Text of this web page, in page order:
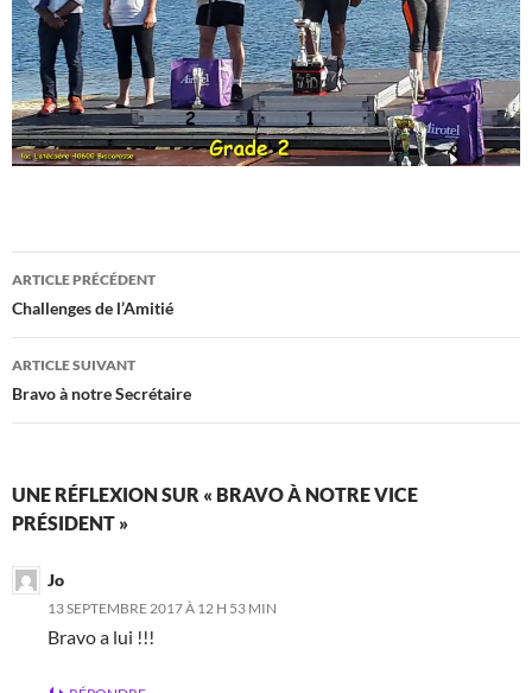
Navigation
des
articles
ARTICLE PRÉCÉDENT
Challenges de l’Amitié
ARTICLE SUIVANT
Bravo à notre Secrétaire
UNE RÉFLEXION SUR « BRAVO À NOTRE VICE
PRÉSIDENT »
Jo
13 SEPTEMBRE 2017 À 12 H 53 MIN
Bravo a lui !!!